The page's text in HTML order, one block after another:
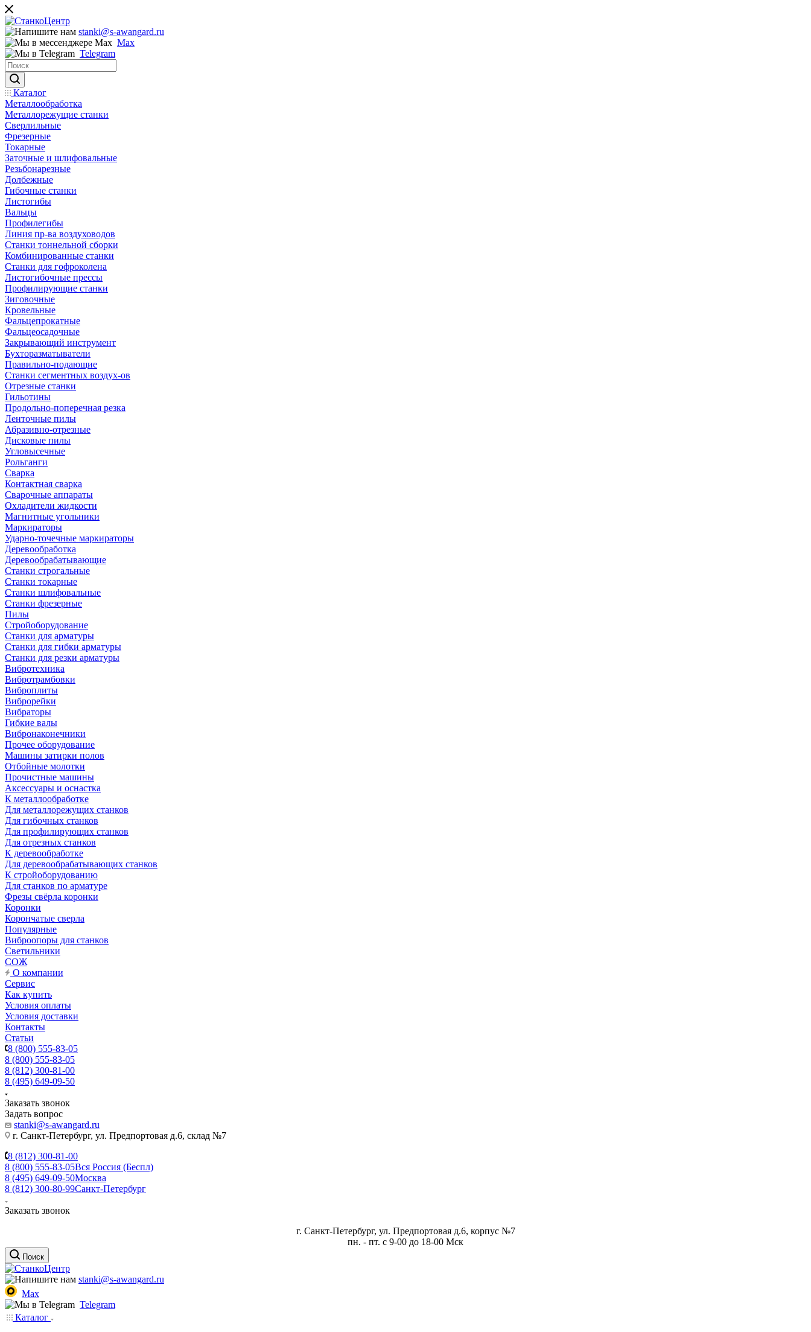
stanki@s-awangard.ru
Max
Telegram
Каталог
Металлообработка
Металлорежущие станки
Сверлильные
Фрезерные
Токарные
Заточные и шлифовальные
Резьбонарезные
Долбежные
Гибочные станки
Листогибы
Вальцы
Профилегибы
Линия пр-ва воздуховодов
Станки тоннельной сборки
Комбинированные станки
Станки для гофроколена
Листогибочные прессы
Профилирующие станки
Зиговочные
Кровельные
Фальцепрокатные
Фальцеосадочные
Закрывающий инструмент
Бухторазматыватели
Правильно-подающие
Станки сегментных воздух-ов
Отрезные станки
Гильотины
Продольно-поперечная резка
Ленточные пилы
Абразивно-отрезные
Дисковые пилы
Угловысечные
Рольганги
Сварка
Контактная сварка
Сварочные аппараты
Охладители жидкости
Магнитные угольники
Маркираторы
Ударно-точечные маркираторы
Деревообработка
Деревообрабатывающие
Станки строгальные
Станки токарные
Станки шлифовальные
Станки фрезерные
Пилы
Стройоборудование
Станки для арматуры
Станки для гибки арматуры
Станки для резки арматуры
Вибротехника
Вибротрамбовки
Виброплиты
Виброрейки
Вибраторы
Гибкие валы
Вибронаконечники
Прочее оборудование
Машины затирки полов
Отбойные молотки
Прочистные машины
Аксeccyapы и оснастка
К металлообработке
Для металлорежущих станков
Для гибочных станков
Для профилирующих станков
Для отрезных станков
К деревообработке
Для деревообрабатывающих станков
К стройоборудованию
Для станков по арматуре
Фрезы свёрла коронки
Коронки
Корончатые сверла
Популярные
Виброопоры для станков
Светильники
СОЖ
О компании
Сервис
Как купить
Условия оплаты
Условия доставки
Контакты
Статьи
8 (800) 555-83-05
8 (800) 555-83-05
8 (812) 300-81-00
8 (495) 649-09-50
Заказать звонок
Задать вопрос
stanki@s-awangard.ru
г. Санкт-Петербург, ул. Предпортовая д.6, склад №7
8 (812) 300-81-00
8 (800) 555-83-05Вся Россия (Беспл)
8 (495) 649-09-50Москва
8 (812) 300-80-99Санкт-Петербург
Заказать звонок
г. Санкт-Петербург, ул. Предпортовая д.6, корпус №7
пн. - пт. с 9-00 до 18-00 Мск
Поиск
stanki@s-awangard.ru
Max
Telegram
Каталог